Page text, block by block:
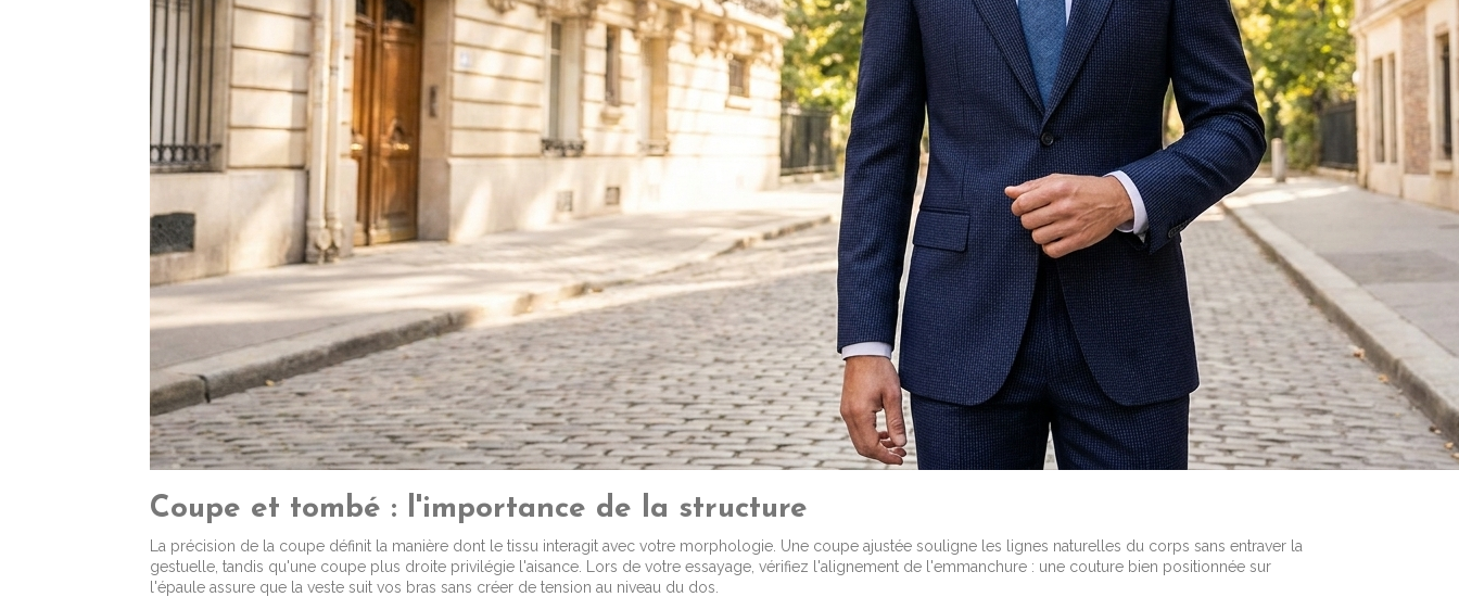
Coupe et tombé : l'importance de la structure
La précision de la coupe définit la manière dont le tissu interagit avec votre morphologie. Une coupe ajustée souligne les lignes naturelles du corps sans entraver la
gestuelle, tandis qu'une coupe plus droite privilégie l'aisance. Lors de votre essayage, vérifiez l'alignement de l'emmanchure : une couture bien positionnée sur
l'épaule assure que la veste suit vos bras sans créer de tension au niveau du dos.